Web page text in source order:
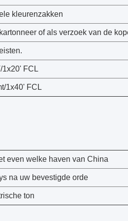
kleurenzakken
of als verzoek van de
1x20' FCL
1x40' FCL
even welke haven van China
na uw bevestigde orde
ton